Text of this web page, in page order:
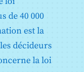
des
d'évaluation
107
114
sur les
dans le
et de la justice
visée à l'article
technique
d'IA à usage
de 40 000
est la
décideurs
la loi